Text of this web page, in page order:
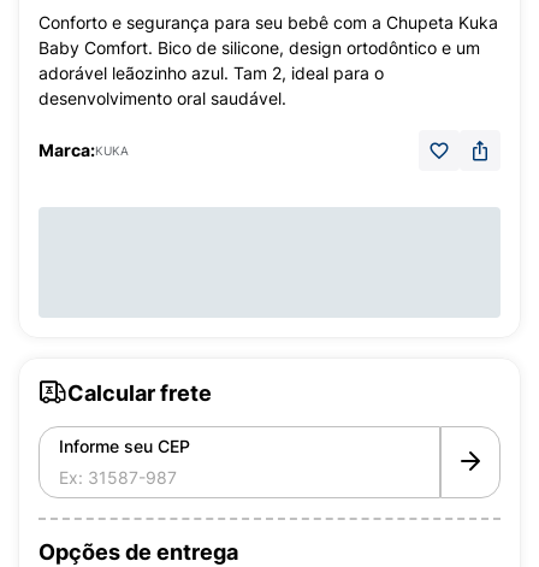
Conforto e segurança para seu bebê com a Chupeta Kuka
Baby Comfort. Bico de silicone, design ortodôntico e um
adorável leãozinho azul. Tam 2, ideal para o
desenvolvimento oral saudável.
Marca:KUKA
Calcular frete
Informe seu CEP
Opções de entrega